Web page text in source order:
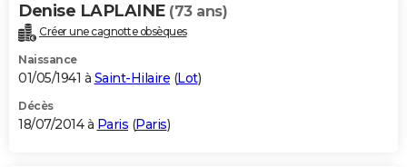
Denise LAPLAINE (73 ans)
Créer une cagnotte obsèques
Naissance
01/05/1941 à Saint-Hilaire (Lot)
Décès
18/07/2014 à Paris (Paris)